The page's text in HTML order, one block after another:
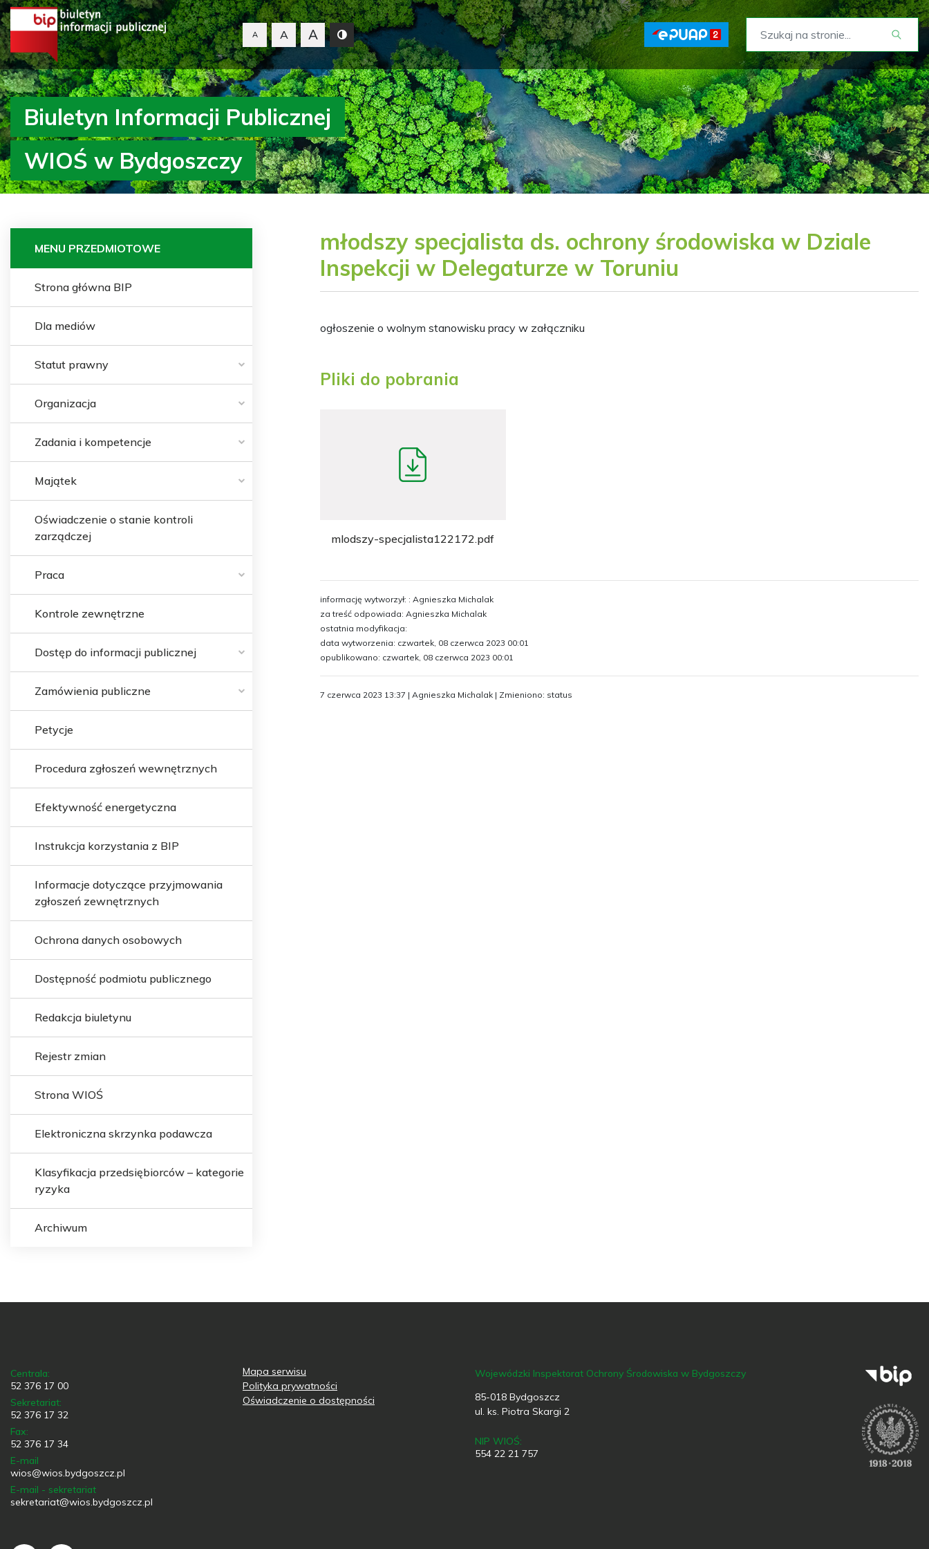
A A A
Biuletyn Informacji Publicznej
WIOŚ w Bydgoszczy
MENU PRZEDMIOTOWE
Strona główna BIP
Dla mediów
Statut prawny
Organizacja
Zadania i kompetencje
Majątek
Oświadczenie o stanie kontroli
zarządczej
Praca
Kontrole zewnętrzne
Dostęp do informacji publicznej
Zamówienia publiczne
Petycje
Procedura zgłoszeń wewnętrznych
Efektywność energetyczna
Instrukcja korzystania z BIP
Informacje dotyczące przyjmowania
zgłoszeń zewnętrznych
Ochrona danych osobowych
Dostępność podmiotu publicznego
Redakcja biuletynu
Rejestr zmian
Strona WIOŚ
Elektroniczna skrzynka podawcza
Klasyfikacja przedsiębiorców – kategorie
ryzyka
Archiwum
młodszy specjalista ds. ochrony środowiska w Dziale
Inspekcji w Delegaturze w Toruniu
ogłoszenie o wolnym stanowisku pracy w załączniku
Pliki do pobrania
mlodszy-specjalista122172.pdf
informację wytworzył: : Agnieszka Michalak
za treść odpowiada: Agnieszka Michalak
ostatnia modyfikacja:
data wytworzenia: czwartek, 08 czerwca 2023 00:01
opublikowano: czwartek, 08 czerwca 2023 00:01
7 czerwca 2023 13:37 | Agnieszka Michalak | Zmieniono: status
Centrala:
52 376 17 00
Sekretariat:
52 376 17 32
Fax:
52 376 17 34
E-mail
wios@wios.bydgoszcz.pl
E-mail - sekretariat
sekretariat@wios.bydgoszcz.pl
Mapa serwisu
Polityka prywatności
Oświadczenie o dostępności
Wojewódzki Inspektorat Ochrony Środowiska w Bydgoszczy
85-018 Bydgoszcz
ul. ks. Piotra Skargi 2
NIP WIOŚ:
554 22 21 757